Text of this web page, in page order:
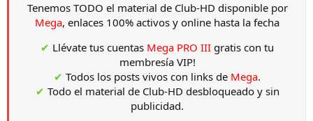
Tenemos TODO el material de Club-HD disponible por
Mega, enlaces 100% activos y online hasta la fecha
✔ Llévate tus cuentas Mega PRO III gratis con tu
membresía VIP!
✔ Todos los posts vivos con links de Mega.
✔ Todo el material de Club-HD desbloqueado y sin
publicidad.